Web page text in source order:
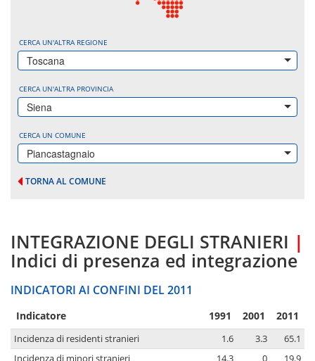
CERCA UN'ALTRA REGIONE
Toscana
CERCA UN'ALTRA PROVINCIA
Siena
CERCA UN COMUNE
Piancastagnaio
TORNA AL COMUNE
INTEGRAZIONE DEGLI STRANIERI |
Indici di presenza ed integrazione
INDICATORI AI CONFINI DEL 2011
Indicatore 1991 2001 2011
Incidenza di residenti stranieri 1.6 3.3
65.1